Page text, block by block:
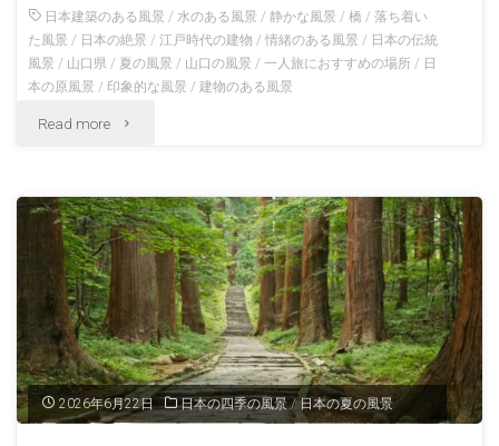
新
潟
景"
景"
日本建築のある風景 / 水のある風景 /静かな風景 /橋 /落ち着い
た風景 / 日本の絶景 /江戸時代の建物 /情緒のある風景 / 日本の伝統
風景 / 山口県 / 夏の風景 / 山口の風景 /一人旅におすすめの場所 / 日
本の原風景 / 印象的な風景 /建物のある風景
Read more "梅
の
帯
橋
の
2026年6月22日 日本の四季の風景 / 日本の夏の風景